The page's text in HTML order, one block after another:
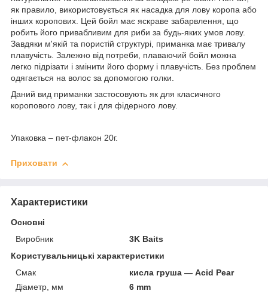
як правило, використовується як насадка для лову коропа або
інших коропових. Цей бойл має яскраве забарвлення, що
робить його привабливим для риби за будь-яких умов лову.
Завдяки м'якій та пористій структурі, приманка має тривалу
плавучість. Залежно від потреби, плаваючий бойл можна
легко підрізати і змінити його форму і плавучість. Без проблем
одягається на волос за допомогою голки.
Даний вид приманки застосовують як для класичного
коропового лову, так і для фідерного лову.
Упаковка – пет-флакон 20г.
Приховати
Характеристики
Основні
Виробник
3K Baits
Користувальницькі характеристики
Смак
кисла груша — Acid Pear
Діаметр, мм
6 mm